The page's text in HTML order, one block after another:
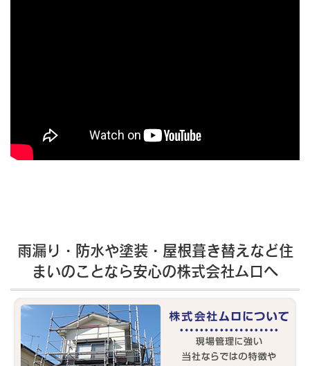
雨漏り・防水や塗装・屋根葺き替えなど住
まいのことなら安心の株式会社ムロへ